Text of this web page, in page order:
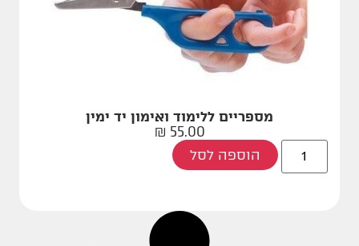
מספריים ללימוד ואימון יד ימין
55.00
₪
הוספה לסל